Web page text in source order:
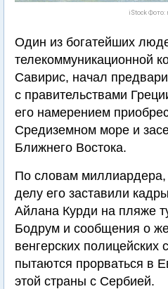
iStock Фото:
Один из богатейших
телекоммуникационной
Савирис, начал
с правительствами
его намерением
Средиземном море и
Ближнего Востока.
По словам миллиардера,
делу его заставили
Айлана Курди на пляже
Бодрум и сообщения о
венгерских
пытаются прорваться в
этой страны с Сербией.